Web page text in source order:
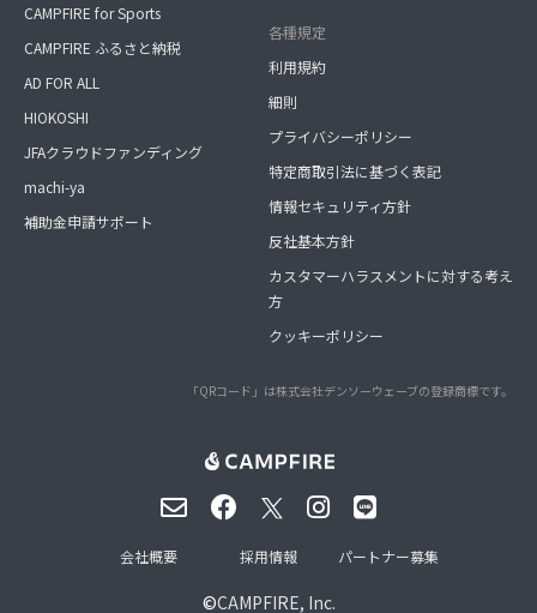
CAMPFIRE for Sports
CAMPFIRE ふるさと納税
AD FOR ALL
HIOKOSHI
JFAクラウドファンディング
machi-ya
補助金申請サポート
各種規定
利用規約
細則
プライバシーポリシー
特定商取引法に基づく表記
情報セキュリティ方針
反社基本方針
カスタマーハラスメントに対する考え
方
クッキーポリシー
「QRコード」は株式会社デンソーウェーブの登録商標です。
©CAMPFIRE, Inc.
会社概要 採用情報 パートナー募集